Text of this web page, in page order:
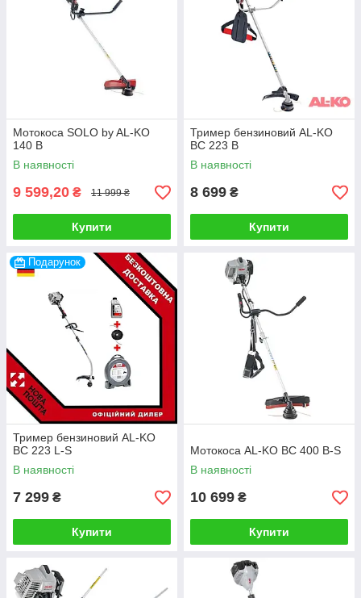
Мотокоса SOLO by AL-KO
140 B
В наявності
9 599,20 ₴ 11 999 ₴
Купити
Тример бензиновий AL-KO
BC 223 B
В наявності
8 699 ₴
Купити
Подарунок
Тример бензиновий AL-KO
BC 223 L-S
В наявності
7 299 ₴
Купити
Мотокоса AL-KO BC 400 B-S
В наявності
10 699 ₴
Купити